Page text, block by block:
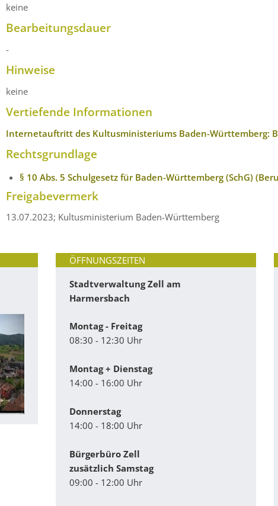
keine
Bearbeitungsdauer
-
Hinweise
keine
Vertiefende Informationen
Internetauftritt des Kultusministeriums Baden-Württemberg:
Rechtsgrundlage
§ 10 Abs. 5 Schulgesetz für Baden-Württemberg (SchG)
Freigabevermerk
13.07.2023; Kultusministerium Baden-Württemberg
ÖFFNUNGSZEITEN
Stadtverwaltung Zell am
Harmersbach
Montag - Freitag
08:30 - 12:30 Uhr
Montag + Dienstag
14:00 - 16:00 Uhr
Donnerstag
14:00 - 18:00 Uhr
Bürgerbüro Zell
zusätzlich Samstag
09:00 - 12:00 Uhr